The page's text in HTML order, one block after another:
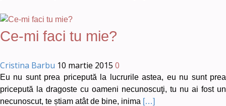
Ce-mi faci tu mie?
Cristina Barbu 10 martie 2015 0
Eu nu sunt prea pricepută la lucrurile astea, eu nu sunt prea
pricepută la dragoste cu oameni necunoscuţi, tu nu ai fost un
necunoscut, te știam atât de bine, inima […]